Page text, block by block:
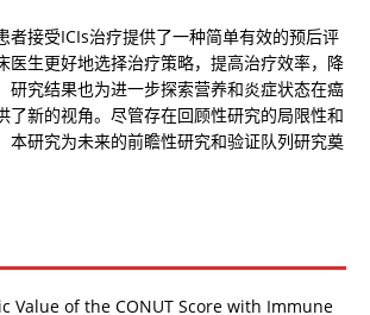
者接受ICIs治疗提供了一种简单有效的预后评
医生更好地选择治疗策略，提高治疗效率，降
研究结果也为进一步探索营养和炎症状态在癌
了新的视角。尽管存在回顾性研究的局限性和
本研究为未来的前瞻性研究和验证队列研究奠
Value of the CONUT Score with Immune